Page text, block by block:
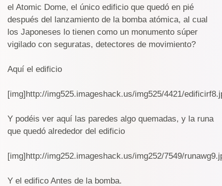
el Atomic Dome, el único edificio que quedó en pié
después del lanzamiento de la bomba atómica, al cual
los Japoneses lo tienen como un monumento súper
vigilado con seguratas, detectores de movimiento?
Aquí el edificio
[img]http://img525.imageshack.us/img525/4421/
Y podéis ver aquí las paredes algo quemadas, y la runa
que quedó alrededor del edificio
[img]http://img252.imageshack.us/img252/7549/
Y el edifico Antes de la bomba.